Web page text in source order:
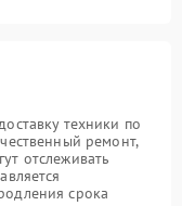
техники по
ремонт,
отслеживать
срока